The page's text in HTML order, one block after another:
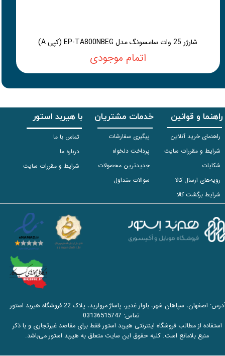
شارژر 25 وات سامسونگ مدل EP-TA800NBEG (کپی A)
اتمام موجودی
راهنما و قوانین
راهنمای خرید آنلاین
شرایط و مقررات سایت
شکایات
رویه‌های ارسال کالا
شرایط برگشت کالا
خدمات مشتریان
پیگیری سفارشات
پرداخت دلخواه
جدیدترین محصولات
سوالات متداول
با هیربد استور
تماس با ما
درباره ما
شرایط و مقررات سایت
آدرس: اصفهان، سپاهان شهر، بلوار غدیر، پاساژ مروارید، پلاک 22 فروشگاه هیربد استور
تماس: 03136515747
استفاده از مطالب فروشگاه اینترنتی هیربد استور فقط برای مقاصد غیرتجاری و با ذکر
منبع بلامانع است. کلیه حقوق این سایت متعلق به هیربد استور می‌باشد.​​​​​​​